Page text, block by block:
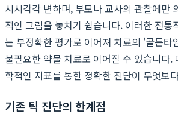
시시각각 변하며, 부모나 교사의 관찰에만
적인 그림을 놓치기 쉽습니다. 이러한 전통
는 부정확한 평가로 이어져 치료의 '골든타
불필요한 약물 치료로 이어질 수 있습니다.
학적인 지표를 통한 정확한 진단이 무엇보
기존 틱 진단의 한계점